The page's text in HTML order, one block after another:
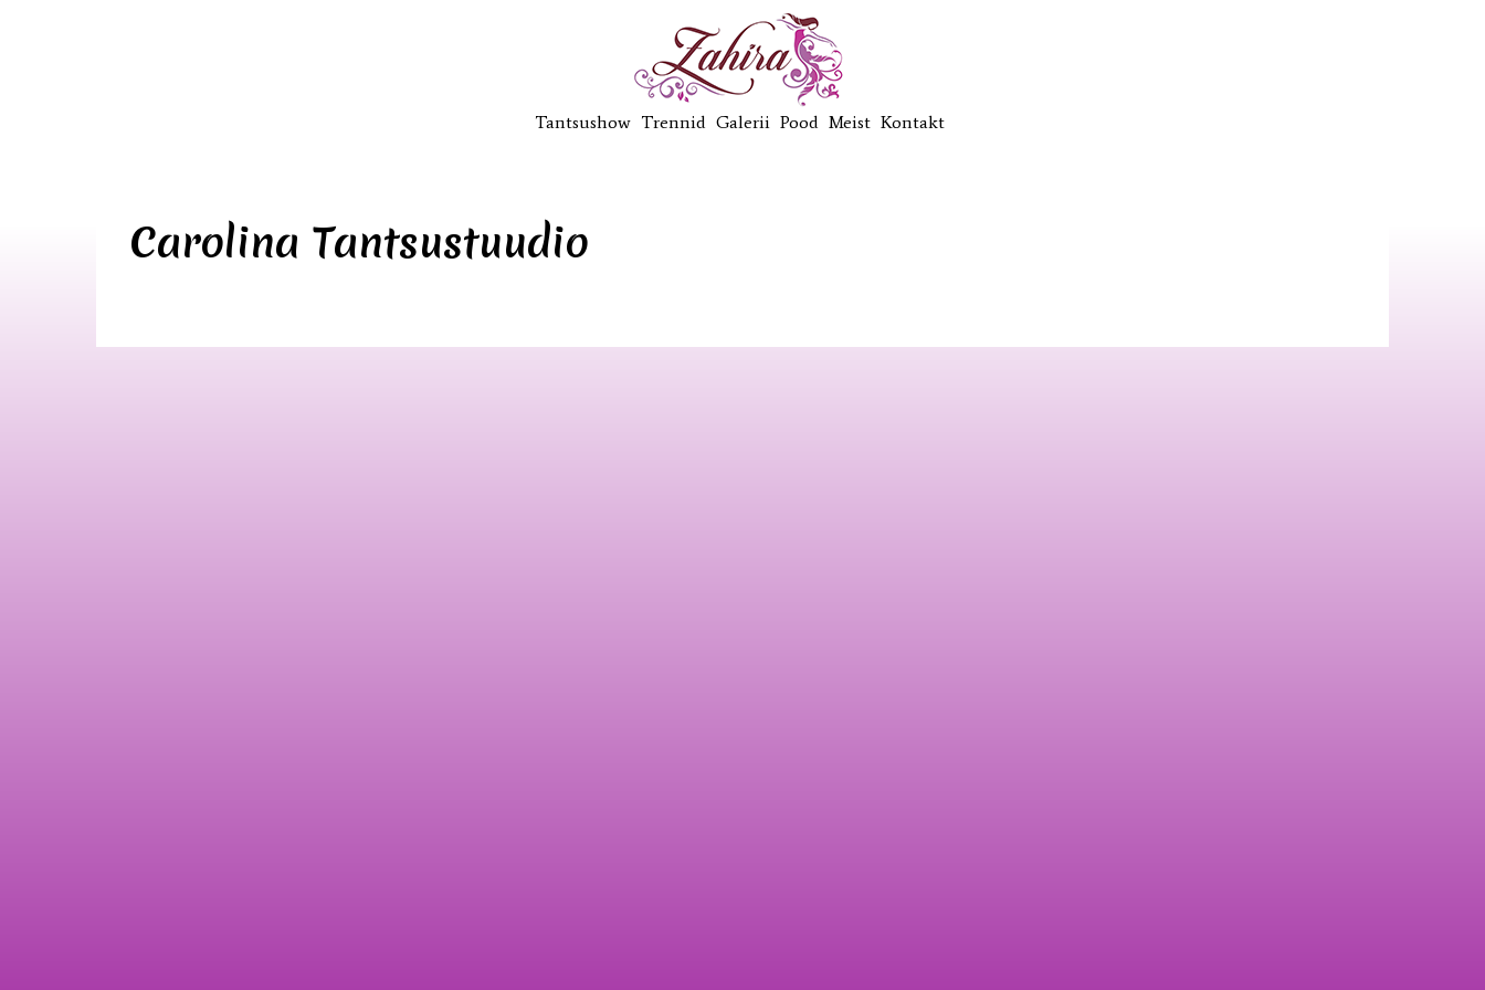
Tantsushow Trennid Galerii Pood Meist Kontakt
Carolina Tantsustuudio